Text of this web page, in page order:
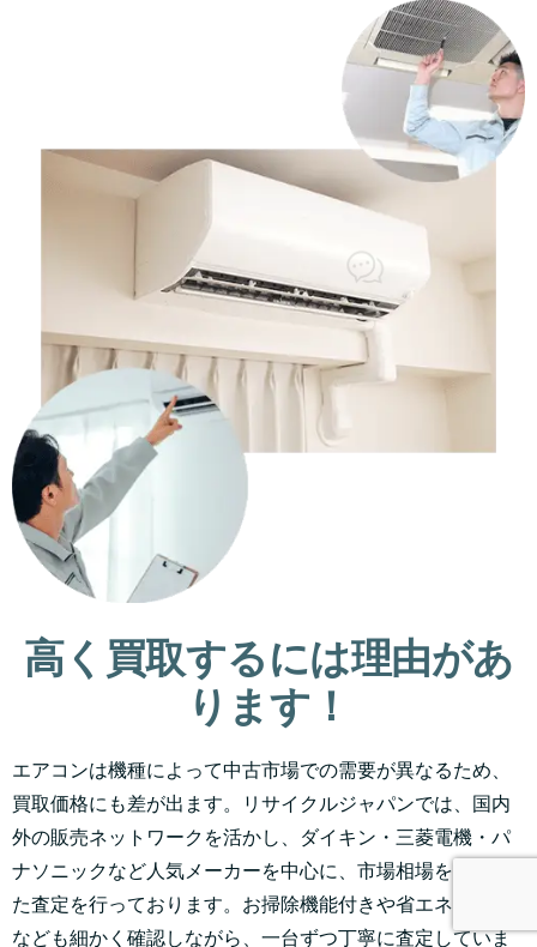
高く買取するには理由があ
ります！
エアコンは機種によって中古市場での需要が異なるため、
買取価格にも差が出ます。リサイクルジャパンでは、国内
外の販売ネットワークを活かし、ダイキン・三菱電機・パ
ナソニックなど人気メーカーを中心に、市場相場を踏まえ
た査定を行っております。お掃除機能付きや省エネタイプ
なども細かく確認しながら、一台ずつ丁寧に査定していま